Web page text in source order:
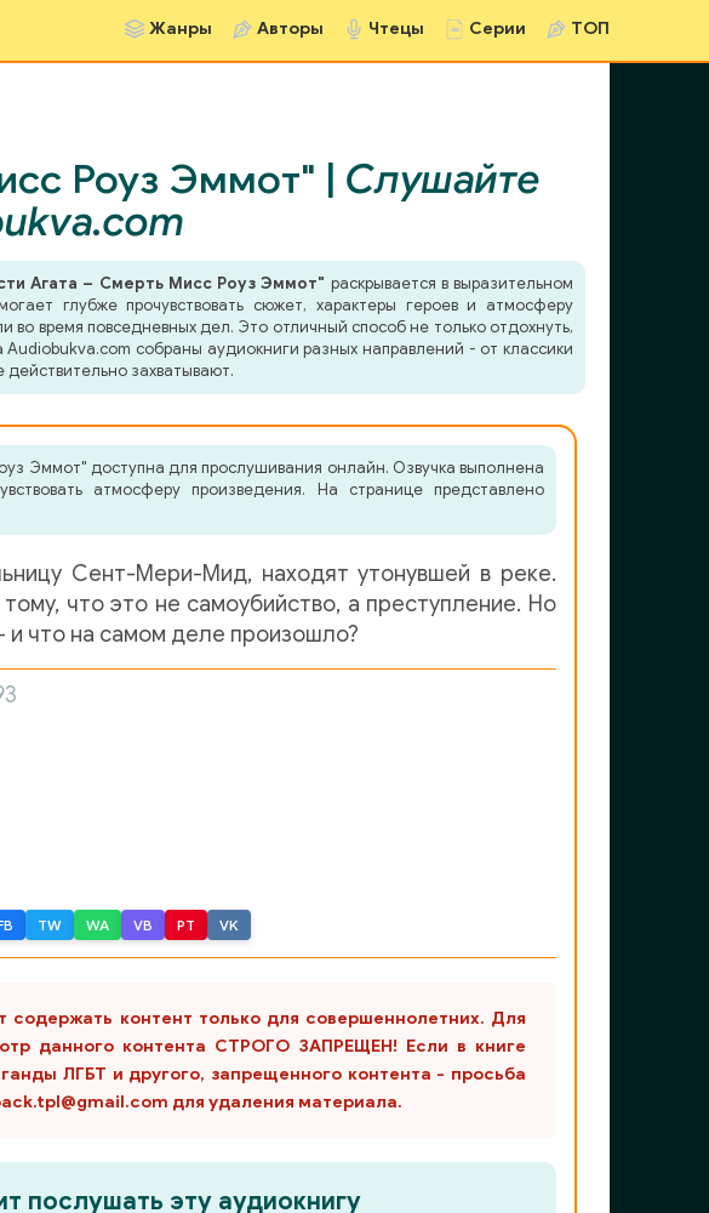
Жанры Авторы Чтецы Серии ТОП
Роуз Эммот" | Слушайте
Агата – Смерть Мисс Роуз Эммот" раскрывается в выразительном
глубже прочувствовать сюжет, характеры героев и атмосферу
время повседневных дел. Это отличный способ не только отдохнуть,
собраны аудиокниги разных направлений - от классики
захватывают.
Эммот" доступна для прослушивания онлайн. Озвучка выполнена
атмосферу произведения. На странице представлено
Сент-Мери-Мид, находят утонувшей в реке.
что это не самоубийство, а преступление. Но
и что на самом деле произошло?
TW WA VB PT VK
содержать контент только для совершеннолетних. Для
данного контента СТРОГО ЗАПРЕЩЕН! Если в книге
ЛГБТ и другого, запрещенного контента - просьба
для удаления материала.
послушать эту аудиокнигу